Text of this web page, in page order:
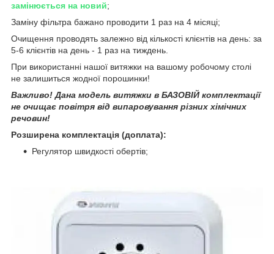
замінюється на новий;
Заміну фільтра бажано проводити 1 раз на 4 місяці;
Очищення проводять залежно від кількості клієнтів на день: за
5-6 клієнтів на день - 1 раз на тиждень.
При використанні нашої витяжки на вашому робочому столі
не залишиться жодної порошинки!
Важливо! Дана модель витяжки в БАЗОВІЙ комплектації
не очищає повітря від випаровування різних хімічних
речовин!
Розширена комплектація (доплата):
Регулятор швидкості обертів;